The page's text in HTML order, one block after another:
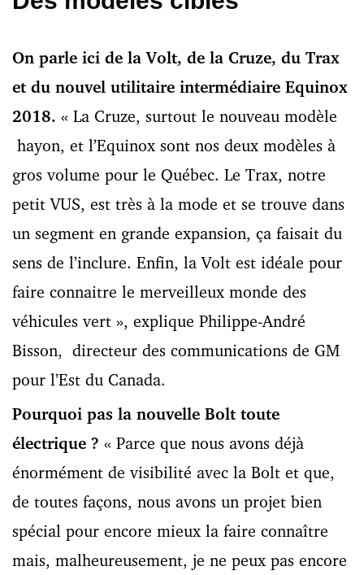
On parle ici de la Volt, de la Cruze, du Trax
et du nouvel utilitaire intermédiaire Equinox
2018. « La Cruze, surtout le nouveau modèle
hayon, et l’Equinox sont nos deux modèles à
gros volume pour le Québec. Le Trax, notre
petit VUS, est très à la mode et se trouve dans
un segment en grande expansion, ça faisait du
sens de l’inclure. Enfin, la Volt est idéale pour
faire connaitre le merveilleux monde des
véhicules vert », explique Philippe-André
Bisson, directeur des communications de GM
pour l’Est du Canada.
Pourquoi pas la nouvelle Bolt toute
électrique ? « Parce que nous avons déjà
énormément de visibilité avec la Bolt et que,
de toutes façons, nous avons un projet bien
spécial pour encore mieux la faire connaître
mais, malheureusement, je ne peux pas encore